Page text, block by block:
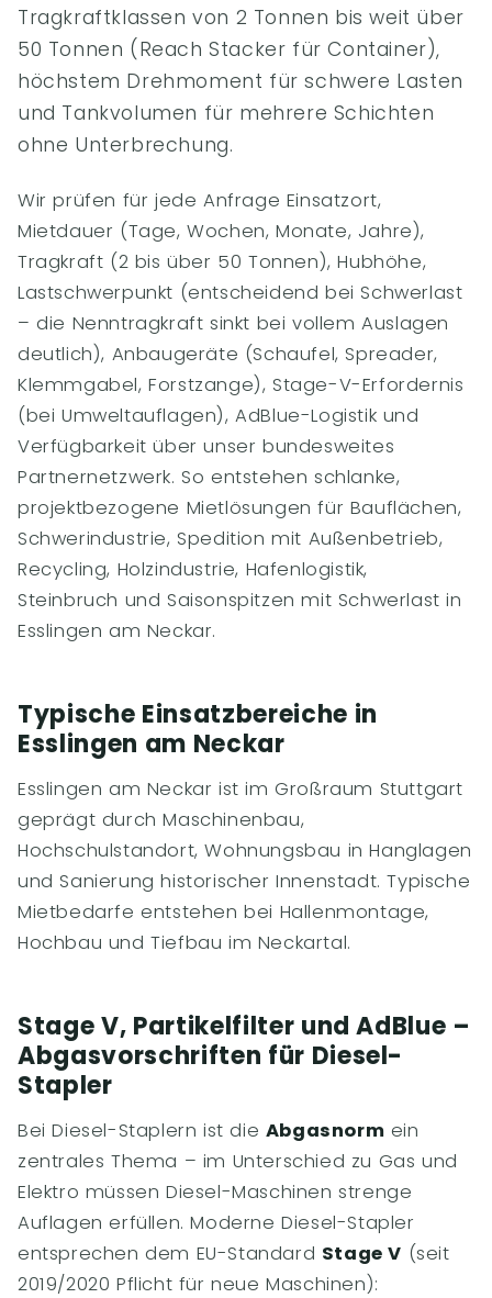
Tragkraftklassen von 2 Tonnen bis weit über
50 Tonnen (Reach Stacker für Container),
höchstem Drehmoment für schwere Lasten
und Tankvolumen für mehrere Schichten
ohne Unterbrechung.
Wir prüfen für jede Anfrage Einsatzort,
Mietdauer (Tage, Wochen, Monate, Jahre),
Tragkraft (2 bis über 50 Tonnen), Hubhöhe,
Lastschwerpunkt (entscheidend bei Schwerlast
– die Nenntragkraft sinkt bei vollem Auslagen
deutlich), Anbaugeräte (Schaufel, Spreader,
Klemmgabel, Forstzange), Stage-V-Erfordernis
(bei Umweltauflagen), AdBlue-Logistik und
Verfügbarkeit über unser bundesweites
Partnernetzwerk. So entstehen schlanke,
projektbezogene Mietlösungen für Bauflächen,
Schwerindustrie, Spedition mit Außenbetrieb,
Recycling, Holzindustrie, Hafenlogistik,
Steinbruch und Saisonspitzen mit Schwerlast in
Esslingen am Neckar.
Typische Einsatzbereiche in
Esslingen am Neckar
Esslingen am Neckar ist im Großraum Stuttgart
geprägt durch Maschinenbau,
Hochschulstandort, Wohnungsbau in Hanglagen
und Sanierung historischer Innenstadt. Typische
Mietbedarfe entstehen bei Hallenmontage,
Hochbau und Tiefbau im Neckartal.
Stage V, Partikelfilter und AdBlue –
Abgasvorschriften für Diesel-
Stapler
Bei Diesel-Staplern ist die Abgasnorm ein
zentrales Thema – im Unterschied zu Gas und
Elektro müssen Diesel-Maschinen strenge
Auflagen erfüllen. Moderne Diesel-Stapler
entsprechen dem EU-Standard Stage V (seit
2019/2020 Pflicht für neue Maschinen):